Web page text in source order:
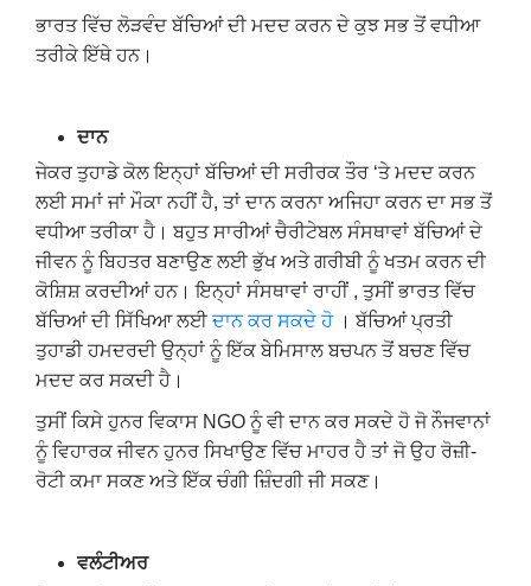
ਭਾਰਤ ਵਿੱਚ ਲੋੜਵੰਦ ਬੱਚਿਆਂ ਦੀ ਮਦਦ ਕਰਨ ਦੇ ਕੁਝ ਸਭ ਤੋਂ ਵਧੀਆ
ਤਰੀਕੇ ਇੱਥੇ ਹਨ।
ਦਾਨ
ਜੇਕਰ ਤੁਹਾਡੇ ਕੋਲ ਇਨ੍ਹਾਂ ਬੱਚਿਆਂ ਦੀ ਸਰੀਰਕ ਤੌਰ ‘ਤੇ ਮਦਦ ਕਰਨ
ਲਈ ਸਮਾਂ ਜਾਂ ਮੌਕਾ ਨਹੀਂ ਹੈ, ਤਾਂ ਦਾਨ ਕਰਨਾ ਅਜਿਹਾ ਕਰਨ ਦਾ ਸਭ ਤੋਂ
ਵਧੀਆ ਤਰੀਕਾ ਹੈ। ਬਹੁਤ ਸਾਰੀਆਂ ਚੈਰੀਟੇਬਲ ਸੰਸਥਾਵਾਂ ਬੱਚਿਆਂ ਦੇ
ਜੀਵਨ ਨੂੰ ਬਿਹਤਰ ਬਣਾਉਣ ਲਈ ਭੁੱਖ ਅਤੇ ਗਰੀਬੀ ਨੂੰ ਖਤਮ ਕਰਨ ਦੀ
ਕੋਸ਼ਿਸ਼ ਕਰਦੀਆਂ ਹਨ। ਇਨ੍ਹਾਂ ਸੰਸਥਾਵਾਂ ਰਾਹੀਂ , ਤੁਸੀਂ ਭਾਰਤ ਵਿੱਚ
ਬੱਚਿਆਂ ਦੀ ਸਿੱਖਿਆ ਲਈਦਾਨ ਕਰ ਸਕਦੇ ਹੋ । ਬੱਚਿਆਂ ਪ੍ਰਤੀ
ਤੁਹਾਡੀ ਹਮਦਰਦੀ ਉਨ੍ਹਾਂ ਨੂੰ ਇੱਕ ਬੇਮਿਸਾਲ ਬਚਪਨ ਤੋਂ ਬਚਣ ਵਿੱਚ
ਮਦਦ ਕਰ ਸਕਦੀ ਹੈ।
ਤੁਸੀਂ ਕਿਸੇ ਹੁਨਰ ਵਿਕਾਸ NGO ਨੂੰ ਵੀ ਦਾਨ ਕਰ ਸਕਦੇ ਹੋ ਜੋ ਨੌਜਵਾਨਾਂ
ਨੂੰ ਵਿਹਾਰਕ ਜੀਵਨ ਹੁਨਰ ਸਿਖਾਉਣ ਵਿੱਚ ਮਾਹਰ ਹੈ ਤਾਂ ਜੋ ਉਹ ਰੋਜ਼ੀ-
ਰੋਟੀ ਕਮਾ ਸਕਣ ਅਤੇ ਇੱਕ ਚੰਗੀ ਜ਼ਿੰਦਗੀ ਜੀ ਸਕਣ।
ਵਲੰਟੀਅਰ